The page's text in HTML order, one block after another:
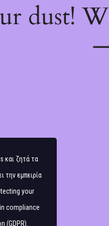
dust!
και ζητά τα
την εμπειρία
your
compliance
(GDPR)